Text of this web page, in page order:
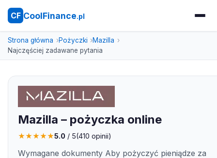
CF CoolFinance.pl
Strona główna Pożyczki
Mazilla
Najczęściej zadawane pytania
Mazilla – pożyczka online
★★★★★5.0 / 5(410 opinii)
Wymagane dokumenty Aby pożyczyć pieniądze za